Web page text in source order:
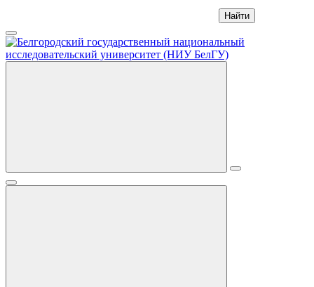
Найти